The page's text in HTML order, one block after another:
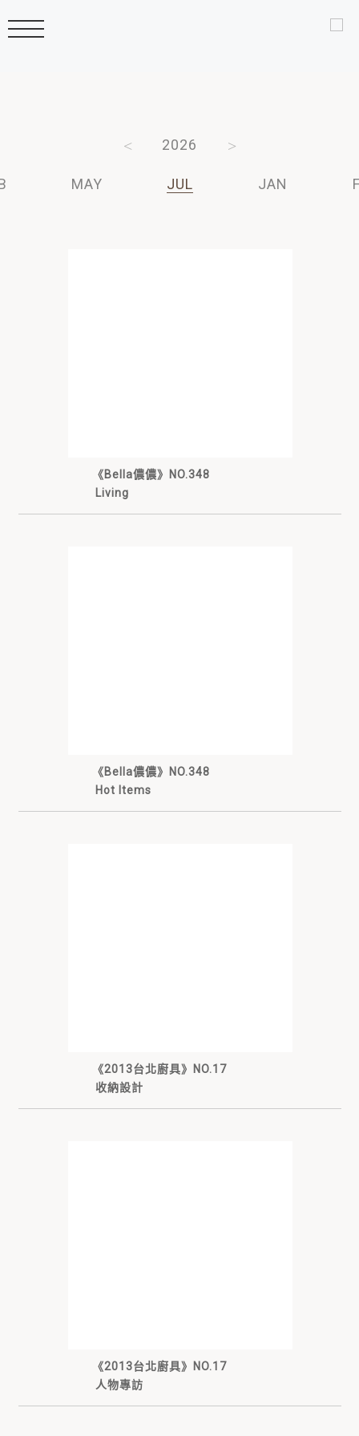
2026
MAY JUL JAN
《Bella儂儂》NO.348
Living
《Bella儂儂》NO.348
Hot Items
《2013台北廚具》NO.17
收納設計
《2013台北廚具》NO.17
人物專訪